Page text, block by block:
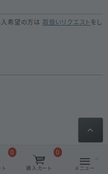
希望の方は 取扱いリクエストをし
0
購入カート
0
メニュー